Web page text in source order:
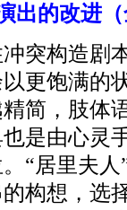
出的改进（
构造剧
更饱满的
简，肢体
是由心灵
“居里夫
构想，选